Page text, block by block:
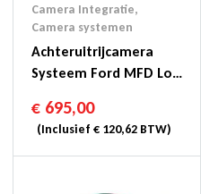
Camera Integratie,
Camera systemen
Achteruitrijcamera
Systeem Ford MFD Low
2016
€ 695,00
(Inclusief € 120,62 BTW)